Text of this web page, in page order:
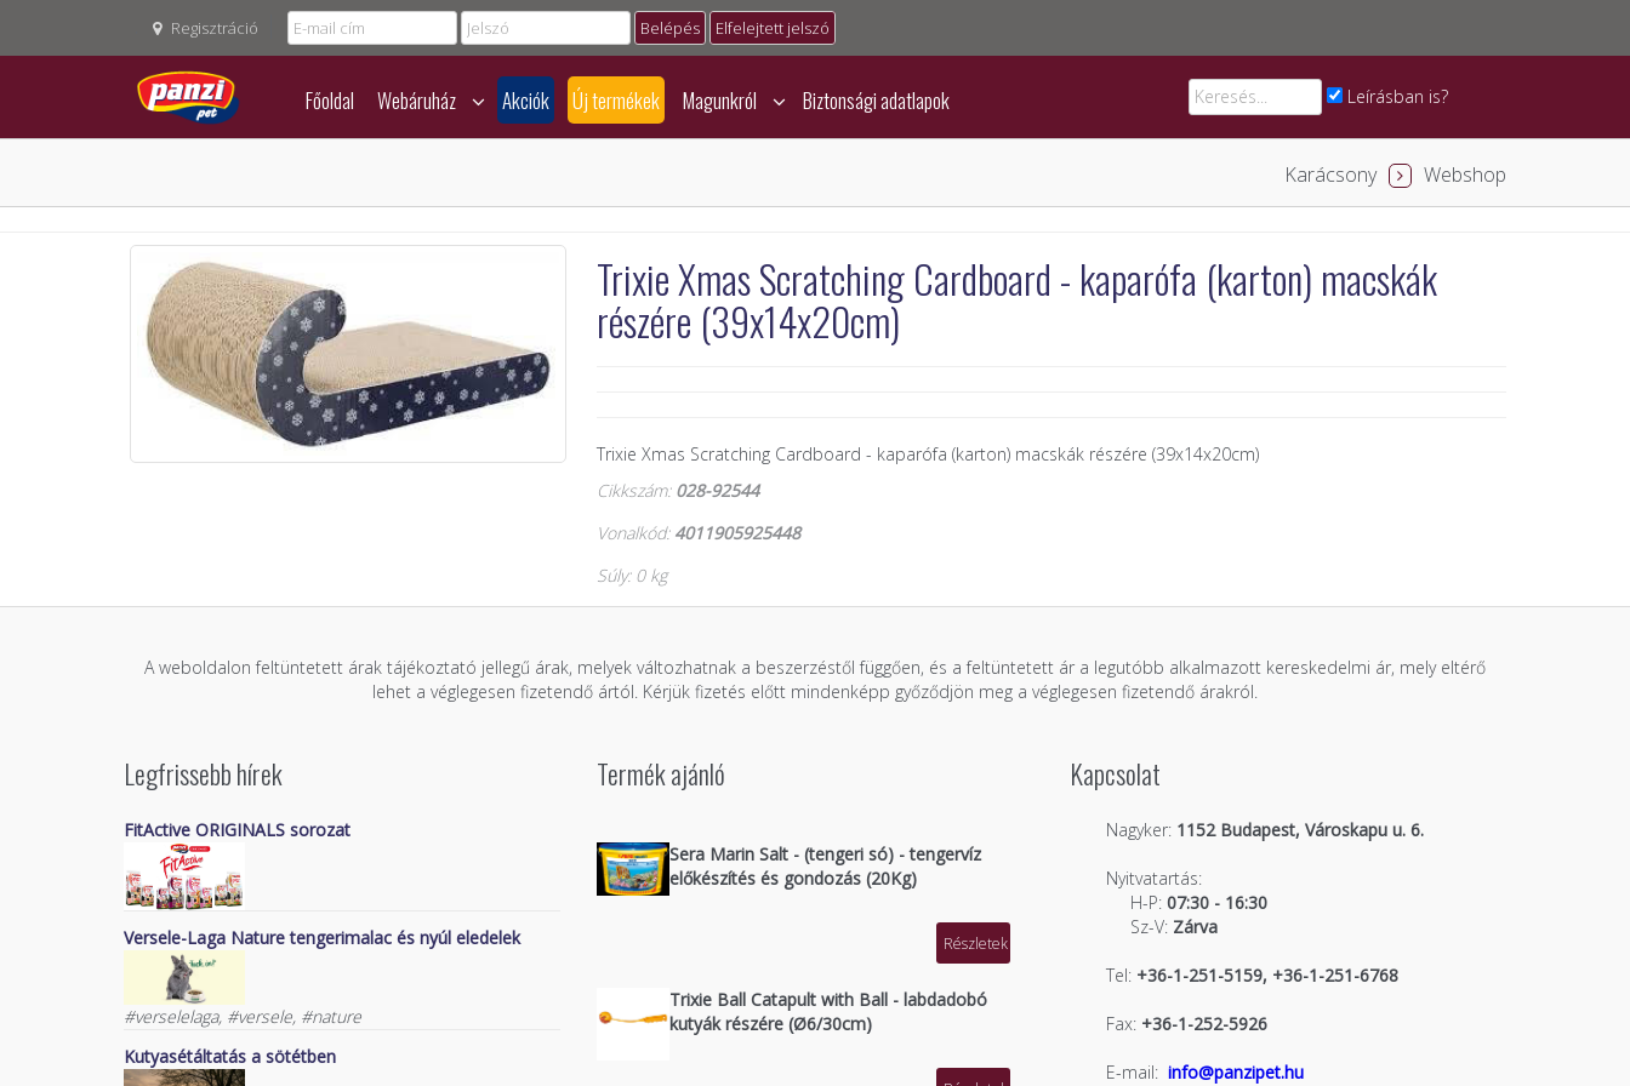
Regisztráció Elfelejtett jelszó
Főoldal Webáruház Akciók Új termékek Magunkról Biztonsági adatlapok Leírásban is?
Webshop
Karácsony
Trixie Xmas Scratching Cardboard - kaparófa (karton) macskák
részére (39x14x20cm)
Trixie Xmas Scratching Cardboard - kaparófa (karton) macskák részére (39x14x20cm)
Cikkszám: 028-92544
Vonalkód: 4011905925448
Súly: 0 kg
A weboldalon feltüntetett árak tájékoztató jellegű árak, melyek változhatnak a beszerzéstől függően, és a feltüntetett ár a legutóbb alkalmazott kereskedelmi ár, mely eltérő
lehet a véglegesen fizetendő ártól. Kérjük fizetés előtt mindenképp győződjön meg a véglegesen fizetendő árakról.
Legfrissebb hírek
FitActive ORIGINALS sorozat
Versele-Laga Nature tengerimalac és nyúl eledelek
#verselelaga, #versele, #nature
Kutyasétáltatás a sötétben
Termék ajánló
Sera Marin Salt - (tengeri só) - tengervíz
előkészítés és gondozás (20Kg)
Részletek
Trixie Ball Catapult with Ball - labdadobó
kutyák részére (Ø6/30cm)
Kapcsolat
Nagyker: 1152 Budapest, Városkapu u. 6.
Nyitvatartás:
H-P: 07:30 - 16:30
Sz-V: Zárva
Tel: +36-1-251-5159, +36-1-251-6768
Fax: +36-1-252-5926
E-mail: info@panzipet.hu